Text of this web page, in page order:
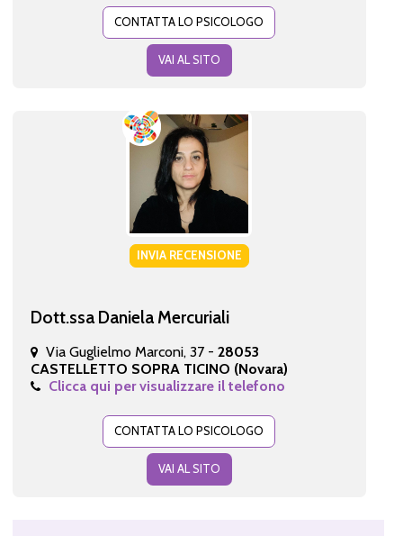
CONTATTA LO PSICOLOGO
VAI AL SITO
INVIA RECENSIONE
Dott.ssa Daniela Mercuriali
Via Guglielmo Marconi, 37 - 28053
CASTELLETTO SOPRA TICINO (Novara)
Clicca qui per visualizzare il telefono
CONTATTA LO PSICOLOGO
VAI AL SITO